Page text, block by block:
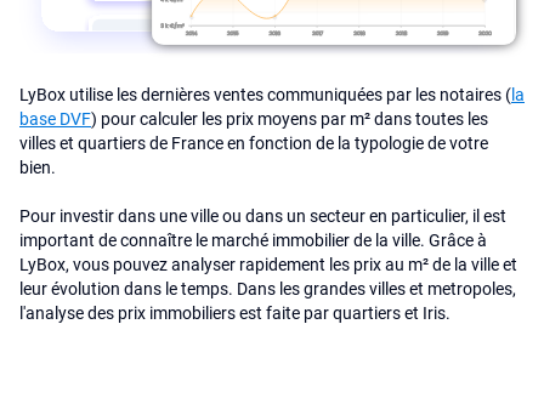
LyBox utilise les dernières ventes communiquées par les notaires (la
base DVF) pour calculer les prix moyens par m² dans toutes les
villes et quartiers de France en fonction de la typologie de votre
bien.
Pour investir dans une ville ou dans un secteur en particulier, il est
important de connaître le marché immobilier de la ville. Grâce à
LyBox, vous pouvez analyser rapidement les prix au m² de la ville et
leur évolution dans le temps. Dans les grandes villes et metropoles,
l'analyse des prix immobiliers est faite par quartiers et Iris.